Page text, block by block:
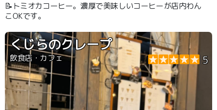
📝トミオカコーヒー。濃厚で美味しいコーヒーが店内わん
こOKです。
くじらのクレープ
飲食店・カフェ 5